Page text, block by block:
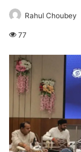
Rahul Choubey
77